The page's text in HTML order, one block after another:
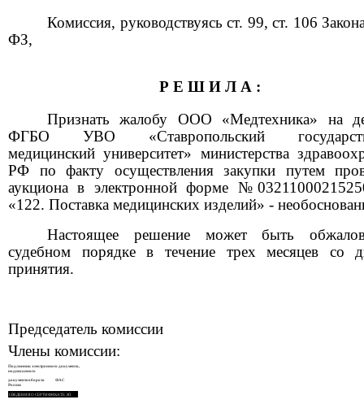
Комиссия, руководствуясь ст. 99,ст. 106
ФЗ,
Р Е Ш И Л А :
Признать жалобу ООО «Медтехника» на
ФГБО УВО «Ставропольский
медицинский университет» министерства
РФ по факту осуществления закупки путем
аукциона в электронной форме
«122. Поставка медицинских изделий» -
Настоящее решение может быть
судебном порядке в течение трех месяцев со
принятия.
Председатель комиссии
Члены комиссии:
Подлинник электронного документа,
подписанного
документооборота ФАС
России
СВЕДЕНИЯ О СЕРТИФИКАТЕ ЭП